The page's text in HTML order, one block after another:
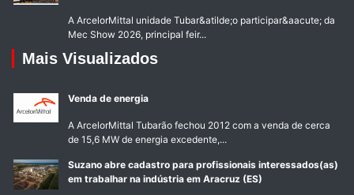
A ArcelorMittal unidade Tubar&atilde;o participar&aacute; da
Mec Show 2026, principal feir...
Mais Visualizados
Venda de energia
A ArcelorMittal Tubarão fechou 2012 com a venda de cerca
de 15,6 MW de energia excedente,...
Suzano abre cadastro para profissionais interessados(as)
em trabalhar na indústria em Aracruz (ES)